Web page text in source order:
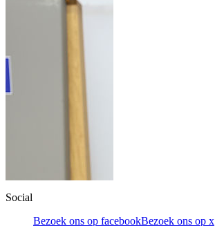
Social
Bezoek ons op facebookBezoek ons op x